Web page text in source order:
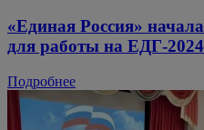
«Единая Россия»
для работы на ЕДГ-2024
Подробнее